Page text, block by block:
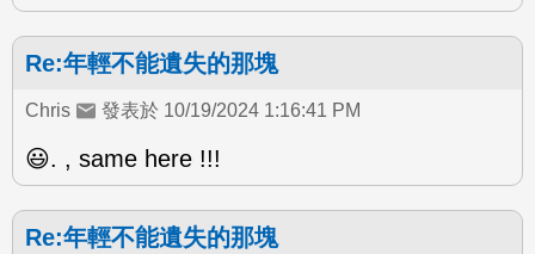
Re:年輕不能遺失的那塊
Chris 發表於 10/19/2024 1:16:41 PM
😃. , same here !!!
Re:年輕不能遺失的那塊